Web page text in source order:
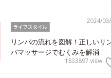
2024/
ライフスタイル
リンパの流れを図解！正しいリ
パマッサージでむくみを解消
1833897 view